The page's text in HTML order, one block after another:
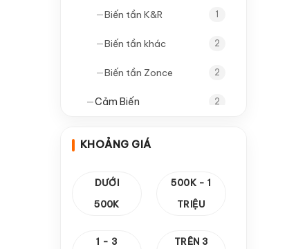
—Biến tần K&R 1
—Biến tần khác 2
—Biến tần Zonce 2
—Cảm Biến 2
Thanh răng & Hộp Số
KHOẢNG GIÁ
DƯỚI
500K
500K - 1
TRIỆU
1 - 3
TRÊN 3